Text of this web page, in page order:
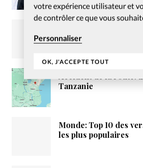
votre expérience utilisateur et
de contrôler ce que vous
Personnaliser
OK, J'ACCEPTE TOUT
distribuées en 2021
Accident de la route:
Tanzanie
Monde: Top 10 des
les plus populaires